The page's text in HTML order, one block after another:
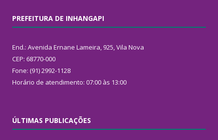
PREFEITURA DE INHANGAPI
End.: Avenida Ernane Lameira, 925, Vila Nova
CEP: 68770-000
Fone: (91) 2992-1128
Horário de atendimento: 07:00 às 13:00
ÚLTIMAS PUBLICAÇÕES